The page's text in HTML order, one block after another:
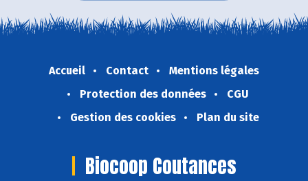
Accueil Contact
Mentions légales
Protection des données
CGU
Gestion des cookies
Plan du site
Biocoop Coutances